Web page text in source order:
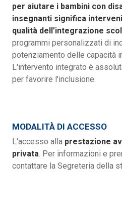
per aiutare i bambini con
insegnanti significa
qualità dell’integrazione
programmi personalizzati di
potenziamento delle capacità
L'intervento integrato è
per favorire l'inclusione.
MODALITÀ DI ACCESSO
L'accesso alla prestazione
privata. Per informazioni e
contattare la Segreteria della